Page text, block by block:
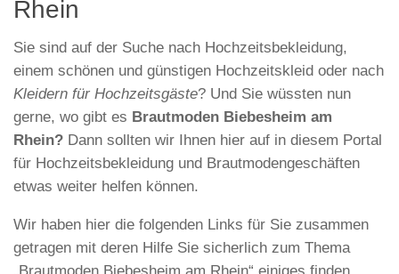
Rhein
Sie sind auf der Suche nach Hochzeitsbekleidung,
einem schönen und günstigen Hochzeitskleid oder nach
Kleidern für Hochzeitsgäste? Und Sie wüssten nun
gerne, wo gibt es Brautmoden Biebesheim am
Rhein? Dann sollten wir Ihnen hier auf in diesem Portal
für Hochzeitsbekleidung und Brautmodengeschäften
etwas weiter helfen können.
Wir haben hier die folgenden Links für Sie zusammen
getragen mit deren Hilfe Sie sicherlich zum Thema